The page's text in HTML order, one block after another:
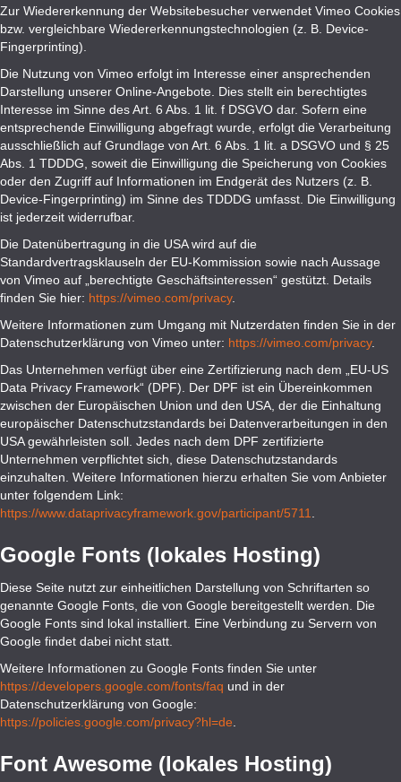
Zur Wiedererkennung der Websitebesucher verwendet Vimeo Cookies
bzw. vergleichbare Wiedererkennungstechnologien (z. B. Device-
Fingerprinting).
Die Nutzung von Vimeo erfolgt im Interesse einer ansprechenden
Darstellung unserer Online-Angebote. Dies stellt ein berechtigtes
Interesse im Sinne des Art. 6 Abs. 1 lit. f DSGVO dar. Sofern eine
entsprechende Einwilligung abgefragt wurde, erfolgt die Verarbeitung
ausschließlich auf Grundlage von Art. 6 Abs. 1 lit. a DSGVO und § 25
Abs. 1 TDDDG, soweit die Einwilligung die Speicherung von Cookies
oder den Zugriff auf Informationen im Endgerät des Nutzers (z. B.
Device-Fingerprinting) im Sinne des TDDDG umfasst. Die Einwilligung
ist jederzeit widerrufbar.
Die Datenübertragung in die USA wird auf die
Standardvertragsklauseln der EU-Kommission sowie nach Aussage
von Vimeo auf „berechtigte Geschäftsinteressen“ gestützt. Details
finden Sie hier: https://vimeo.com/privacy.
Weitere Informationen zum Umgang mit Nutzerdaten finden Sie in der
Datenschutzerklärung von Vimeo unter: https://vimeo.com/privacy.
Das Unternehmen verfügt über eine Zertifizierung nach dem „EU-US
Data Privacy Framework“ (DPF). Der DPF ist ein Übereinkommen
zwischen der Europäischen Union und den USA, der die Einhaltung
europäischer Datenschutzstandards bei Datenverarbeitungen in den
USA gewährleisten soll. Jedes nach dem DPF zertifizierte
Unternehmen verpflichtet sich, diese Datenschutzstandards
einzuhalten. Weitere Informationen hierzu erhalten Sie vom Anbieter
unter folgendem Link:
https://www.dataprivacyframework.gov/participant/5711
Google Fonts (lokales Hosting)
Diese Seite nutzt zur einheitlichen Darstellung von Schriftarten so
genannte Google Fonts, die von Google bereitgestellt werden. Die
Google Fonts sind lokal installiert. Eine Verbindung zu Servern von
Google findet dabei nicht statt.
Weitere Informationen zu Google Fonts finden Sie unter
https://developers.google.com/fonts/faq und in der
Datenschutzerklärung von Google:
https://policies.google.com/privacy?hl=de
Font Awesome (lokales Hosting)